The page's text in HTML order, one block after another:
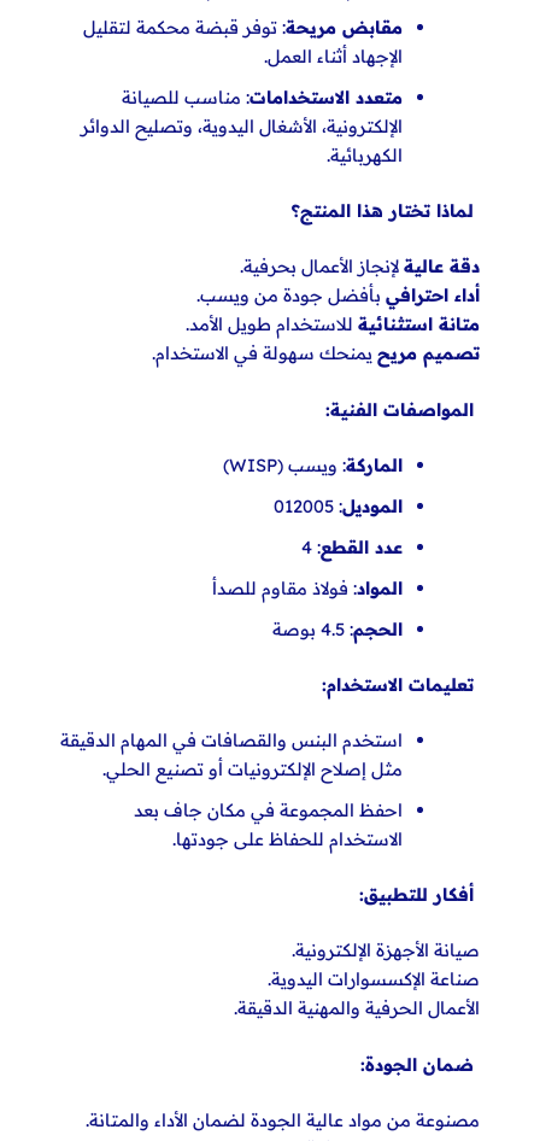
مقابض مريحة: توفر قبضة محكمة لتقليل
الإجهاد أثناء العمل.
متعدد الاستخدامات: مناسب للصيانة
الإلكترونية، الأشغال اليدوية، وتصليح الدوائر
الكهربائية.
لماذا تختار هذا المنتج؟
دقة عالية لإنجاز الأعمال بحرفية.
أداء احترافي بأفضل جودة من ويسب.
متانة استثنائية للاستخدام طويل الأمد.
تصميم مريح يمنحك سهولة في الاستخدام.
المواصفات الفنية:
الماركة: ويسب (WISP)
الموديل: 012005
عدد القطع: 4
المواد: فولاذ مقاوم للصدأ
الحجم: 4.5 بوصة
تعليمات الاستخدام:
استخدم البنس والقصافات في المهام الدقيقة
مثل إصلاح الإلكترونيات أو تصنيع الحلي.
احفظ المجموعة في مكان جاف بعد
الاستخدام للحفاظ على جودتها.
أفكار للتطبيق:
صيانة الأجهزة الإلكترونية.
صناعة الإكسسوارات اليدوية.
الأعمال الحرفية والمهنية الدقيقة.
ضمان الجودة:
مصنوعة من مواد عالية الجودة لضمان الأداء والمتانة.